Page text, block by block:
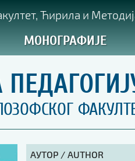
Ћирила и
МОНОГРАФИЈЕ
АУТОР / AUTHOR